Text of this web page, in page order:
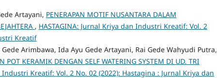
Artayani, PENERAPAN MOTIF NUSANTARA DALAM
, HASTAGINA: Jurnal Kriya dan Industri Kreatif: Vol. 2
Kreatif
Arimbawa, Ida Ayu Gede Artayani, Rai Gede Wahyudi Putra,
KERAMIK DENGAN SELF WATERING SYSTEM DI UD. TRI
Industri Kreatif: Vol. 2 No. 02 (2022): Hastagina : Jurnal Kriya dan